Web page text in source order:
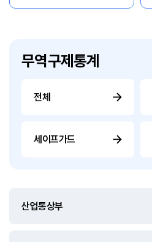
무역구제통계
전체
세이프가드
산업통상부